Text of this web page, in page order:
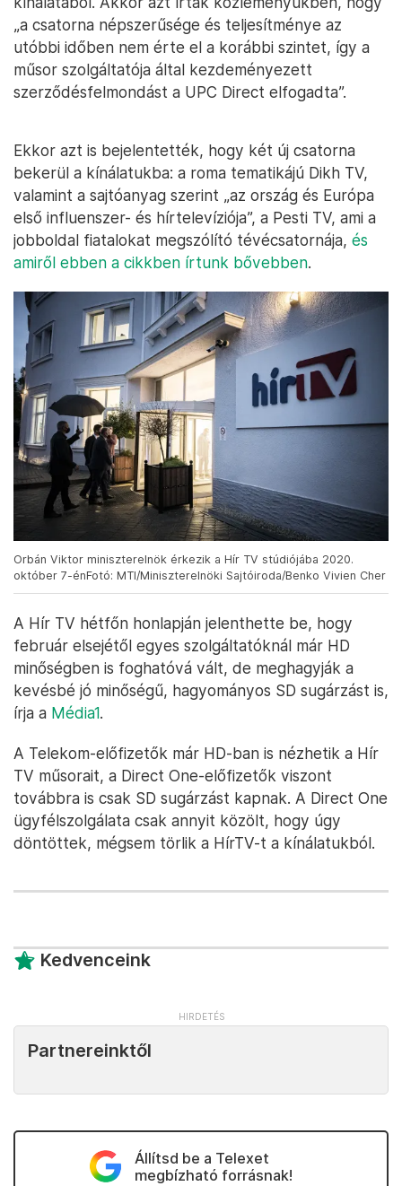
„a csatorna népszerűsége és teljesítménye az
utóbbi időben nem érte el a korábbi szintet, így a
műsor szolgáltatója által kezdeményezett
szerződésfelmondást a UPC Direct elfogadta”.
Ekkor azt is bejelentették, hogy két új csatorna
bekerül a kínálatukba: a roma tematikájú Dikh TV,
valamint a sajtóanyag szerint „az ország és Európa
első influenszer- és hírtelevíziója”, a Pesti TV, ami a
jobboldal fiatalokat megszólító tévécsatornája, és
amiről ebben a cikkben írtunk bővebben.
Orbán Viktor miniszterelnök érkezik a Hír TV stúdiójába 2020.
október 7-énFotó: MTI/Miniszterelnöki Sajtóiroda/Benko Vivien Cher
A Hír TV hétfőn honlapján jelenthette be, hogy
február elsejétől egyes szolgáltatóknál már HD
minőségben is foghatóvá vált, de meghagyják a
kevésbé jó minőségű, hagyományos SD sugárzást is,
írja a Média1.
A Telekom-előfizetők már HD-ban is nézhetik a Hír
TV műsorait, a Direct One-előfizetők viszont
továbbra is csak SD sugárzást kapnak. A Direct One
ügyfélszolgálata csak annyit közölt, hogy úgy
döntöttek, mégsem törlik a HírTV-t a kínálatukból.
Kedvenceink
Partnereinktől
Állítsd be a Telexet
megbízható forrásnak!